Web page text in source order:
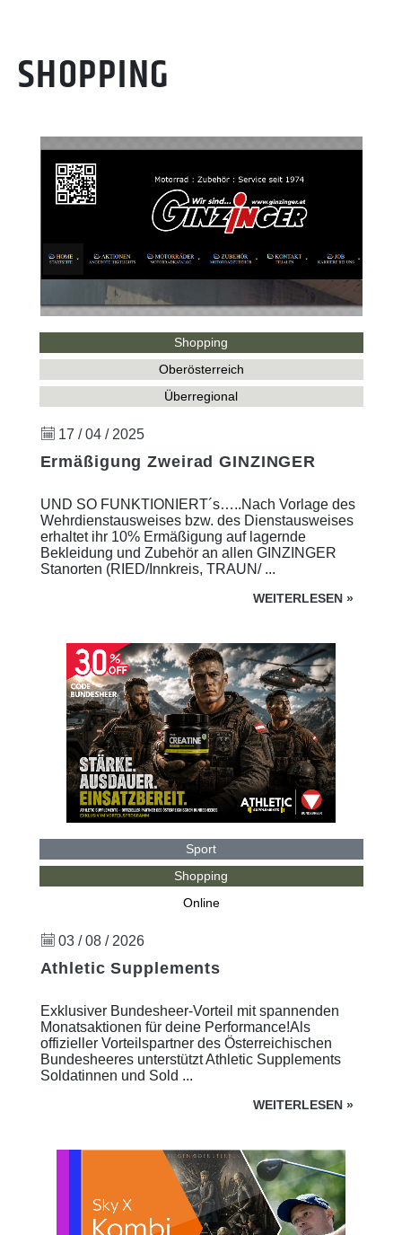
SHOPPING
Shopping
Oberösterreich
Überregional
17 / 04 / 2025
Ermäßigung Zweirad GINZINGER
UND SO FUNKTIONIERT´s…..Nach Vorlage des
Wehrdienstausweises bzw. des Dienstausweises
erhaltet ihr 10% Ermäßigung auf lagernde
Bekleidung und Zubehör an allen GINZINGER
Stanorten (RIED/Innkreis, TRAUN/ ...
WEITERLESEN »
Sport
Shopping
Online
03 / 08 / 2026
Athletic Supplements
Exklusiver Bundesheer-Vorteil mit spannenden
Monatsaktionen für deine Performance!Als
offizieller Vorteilspartner des Österreichischen
Bundesheeres unterstützt Athletic Supplements
Soldatinnen und Sold ...
WEITERLESEN »